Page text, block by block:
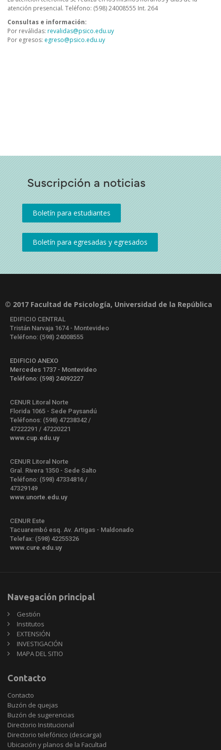
atención presencial. Teléfono: (598) 24008555 Int. 264
Consultas e información:
Por reválidas: revalidas@psico.edu.uy
Por egresos: egreso@psico.edu.uy
Suscripción a noticias
© 2017 Facultad de Psicología, Universidad de la República
EDIFICIO CENTRAL
Tristán Narvaja 1674 - Montevideo
Teléfono: (598) 24008555
EDIFICIO ANEXO
Mercedes 1737 - Montevideo
Teléfono: (598) 24092227
CENUR Litoral Norte
Florida 1065 - Sede Paysandú
Teléfonos: (598) 47238342 /
47222291 / 47220221
www.cup.edu.uy
CENUR Litoral Norte
Gral. Rivera 1350 - Sede Salto
Teléfono: (598) 47334816 /
47329149
www.unorte.edu.uy
CENUR Este
Tacuarembó esq. Av. Artigas - Maldonado
Telefax: (598) 42255326
www.cure.edu.uy
Navegación principal
Gestión
Institutos
EXTENSIÓN
INVESTIGACIÓN
MAPA DEL SITIO
Contacto
Contacto
Buzón de quejas
Buzón de sugerencias
Directorio Institucional
Directorio telefónico (descarga)
Ubicación y planos de la Facultad